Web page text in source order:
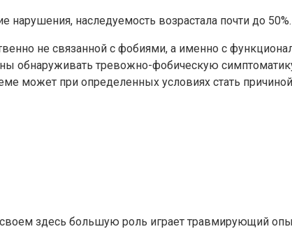
наследуемость возрастала почти до 50%.
не связанной с фобиями, а именно с
обнаруживать тревожно-фобическую
может при определенных условиях стать
здесь большую роль играет травмирующий